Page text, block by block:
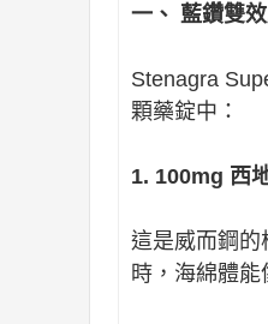
一、 藍鑽雙
Stenagra
顆藥錠中：
1. 100mg 西
這是威而鋼的
時，海綿體